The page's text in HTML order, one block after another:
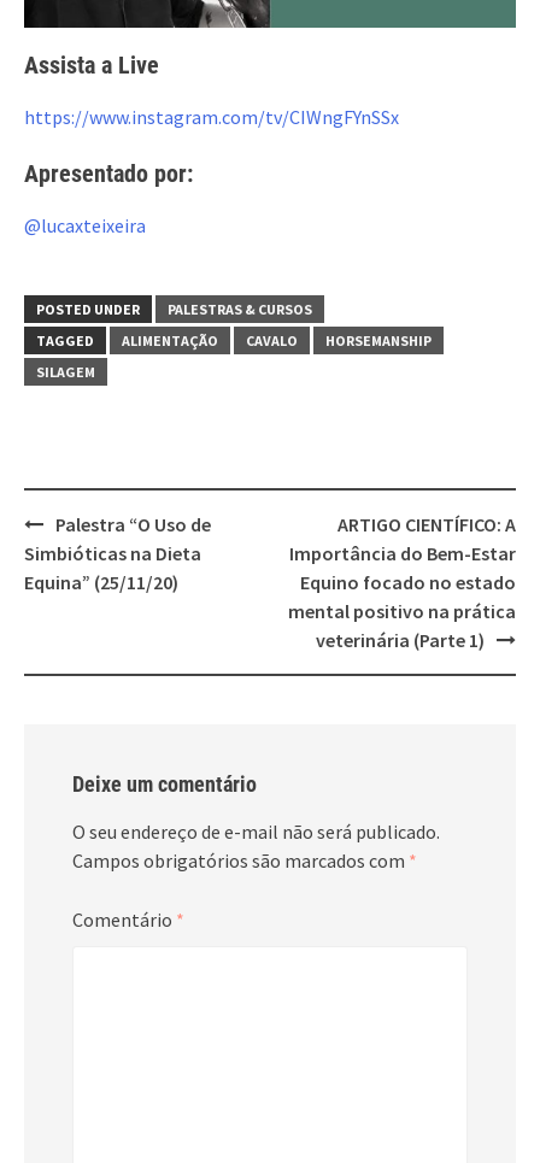
Assista a Live
https://www.instagram.com/tv/CIWngFYnSSx
Apresentado por:
@lucaxteixeira
POSTED UNDER
PALESTRAS & CURSOS
TAGGED
ALIMENTAÇÃO CAVALO
HORSEMANSHIP
SILAGEM
Post
navigation
Palestra “O Uso de
Simbióticas na Dieta
Equina” (25/11/20)
ARTIGO CIENTÍFICO: A
Importância do Bem-Estar
Equino focado no estado
mental positivo na prática
veterinária (Parte 1)
Deixe um comentário
O seu endereço de e-mail não será publicado.
Campos obrigatórios são marcados com *
Comentário *